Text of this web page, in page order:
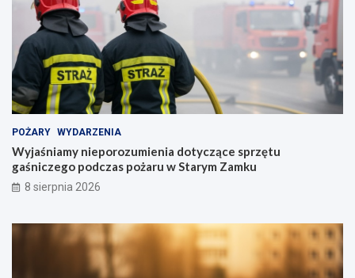
POŻARY WYDARZENIA
Wyjaśniamy nieporozumienia dotyczące sprzętu
gaśniczego podczas pożaru w Starym Zamku
8 sierpnia 2026